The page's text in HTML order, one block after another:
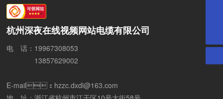
杭州深夜在线视频网站电缆有限公司
电 话： 19967308053
13857629002
E-mail： hzzc.dxdl@163.com
0571-87673333